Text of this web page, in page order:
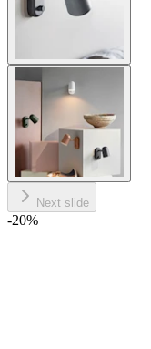
Next slide
-20%